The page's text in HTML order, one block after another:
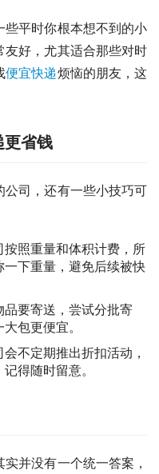
平时你根本想不到的小
好，尤其适合那些对时
便宜快递烦恼的朋友，这
省钱
公司，还有一些小技巧可
按照重量和体积计费，所
下重量，避免后续被快
品要寄送，尝试分批寄
包更便宜。
会不定期推出折扣活动，
得随时留意。
实并没有一个统一答案，